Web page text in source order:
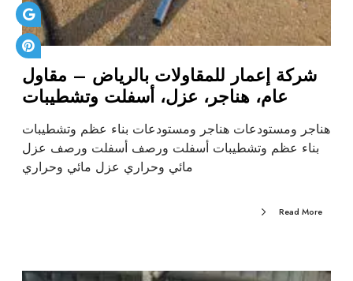
شركة إعمار للمقاولات بالرياض – مقاول
عام، هناجر، عزل، أسفلت وتشطيبات
هناجر ومستودعات هناجر ومستودعات بناء عظم وتشطيبات
بناء عظم وتشطيبات أسفلت ورصف أسفلت ورصف عزل
مائي وحراري عزل مائي وحراري
Read More